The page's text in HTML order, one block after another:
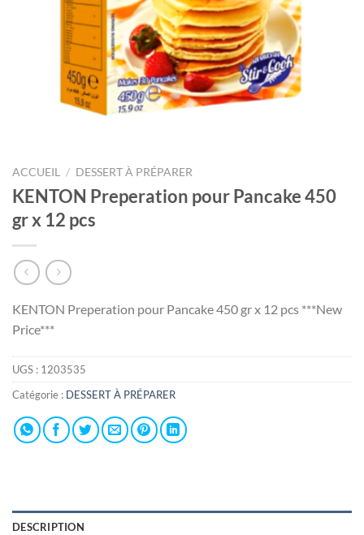
ACCUEIL / DESSERT À PRÉPARER
KENTON Preperation pour Pancake 450
gr x 12 pcs
KENTON Preperation pour Pancake 450 gr x 12 pcs ***New
Price***
UGS : 1203535
Catégorie : DESSERT À PRÉPARER
DESCRIPTION